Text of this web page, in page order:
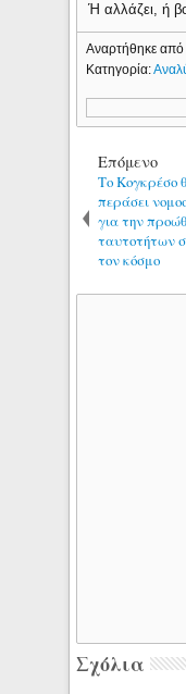
Ή αλλάζει, ή
Αναρτήθηκε από
Κατηγορία:
Επόμενο
Το Κογκρέσο
περάσει
για την
ταυτοτήτων
τον κόσμο
Σχόλια